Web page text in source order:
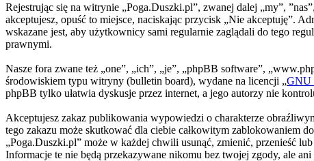
Rejestrując się na witrynie „Poga.Duszki.pl”, zwanej dalej „my”,
akceptujesz, opuść to miejsce, naciskając przycisk „Nie akceptuję”.
wskazane jest, aby użytkownicy sami regularnie zaglądali do tego
prawnymi.
Nasze fora zwane też „one”, „ich”, „je”, „phpBB software”,
środowiskiem typu witryny (bulletin board), wydane na licencji „GNU
phpBB tylko ułatwia dyskusje przez internet, a jego autorzy nie
Akceptujesz zakaz publikowania wypowiedzi o charakterze
tego zakazu może skutkować dla ciebie całkowitym zablokowaniem
„Poga.Duszki.pl” może w każdej chwili usunąć, zmienić, przenieść
Informacje te nie będą przekazywane nikomu bez twojej zgody, ale